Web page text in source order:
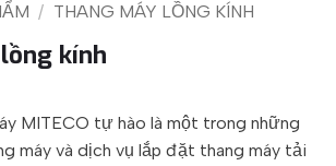
/ THANG MÁY LỒNG KÍNH
kính
MITECO tự hào là một trong những
máy và dịch vụ lắp đặt thang máy tải